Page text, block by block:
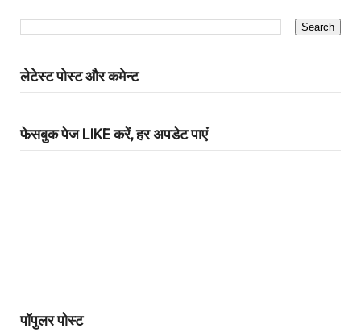
लेटेस्ट पोस्ट और कमेन्ट
फेसबुक पेज LIKE करें, हर अपडेट पाएं
पॉपुलर पोस्ट